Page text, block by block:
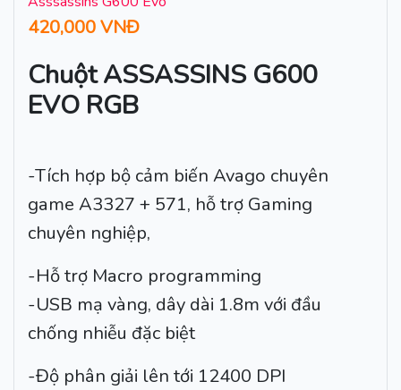
420,000 VNĐ
Chuột ASSASSINS G600
EVO RGB
-Tích hợp bộ cảm biến Avago chuyên
game A3327 + 571, hỗ trợ Gaming
chuyên nghiệp,
-Hỗ trợ Macro programming
-USB mạ vàng, dây dài 1.8m với đầu
chống nhiễu đặc biệt
-Độ phân giải lên tới 12400 DPI